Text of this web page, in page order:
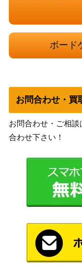
ラスト・ギャンブル
クトゥルフの呼び声
ム・ホラー Arkham
ゾンビサイド ブラッ
イグ 拡張 グリーン・
完全日本語版
パンデミック：イベ
PANZERGRUPPE
グーデリアン装甲集団
トラベラー
ト シナリオ アドベン
ット ）GDW
ブラフ Bluff
ボード
お問合わせ・買
お問合わせ・ご相
合わせ下さい！